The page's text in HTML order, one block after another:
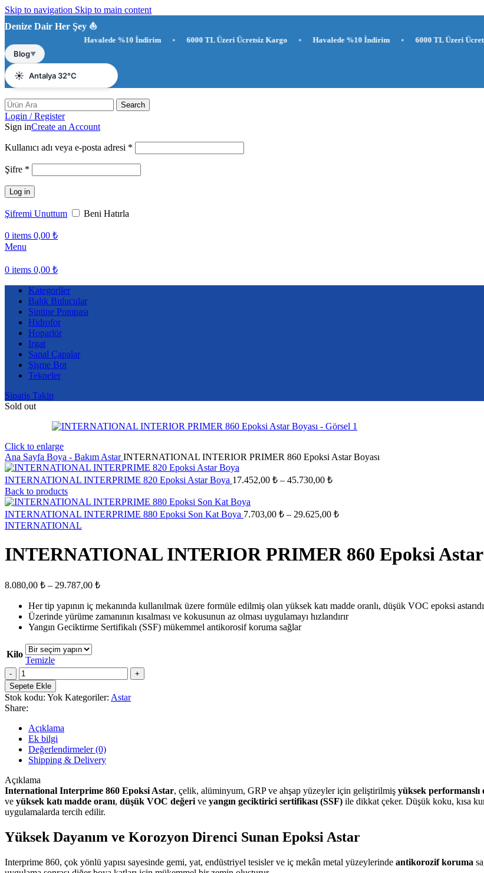
Skip to navigation Skip to main content
Denize Dair Her Şey ⛵️
Havalede %10 İndirim • 6000 TL Üzeri Ücretsiz Kargo • Havalede %10 İndirim • 6000 TL Üzeri Ücretsiz Kargo
Blog▼
☀️ Antalya 32°C
💨 Rüzgar 13.5 km/s
💧 Nem %64
Search
Login / Register
Sign inCreate an Account
Kullanıcı adı veya e-posta adresi *
Şifre *
Log in
Şifremi Unuttum Beni Hatırla
0 items 0,00 ₺
Menu
0 items 0,00 ₺
Kategoriler
Balık Bulucular
Sintine Pompası
Hidrofor
Hoparlör
Irgat
Sanal Çapalar
Şişme Bot
Tekneler
Sipariş Takip
Sold out
Click to enlarge
Ana Sayfa Boya - Bakım AstarINTERNATIONAL INTERIOR PRIMER 860 Epoksi Astar Boyası
INTERNATIONAL INTERPRIME 820 Epoksi Astar Boya 17.452,00 ₺ – 45.730,00 ₺Fiyat
-
Back to products
INTERNATIONAL INTERPRIME 880 Epoksi Son Kat Boya 7.703,00 ₺ – 29.625,00 ₺Fiyat
29.625,00 ₺
INTERNATIONAL
INTERNATIONAL INTERIOR PRIMER 860 Epoksi Astar
8.080,00 ₺ – 29.787,00 ₺Fiyat
8.080,00 ₺
-
29.787,00 ₺
Her tip yapının iç mekanında kullanılmak üzere formüle edilmiş olan yüksek katı madde oranlı, düşük VOC epoksi
Üzerinde yürüme zamanının kısalması ve kokusunun az olması uygulamayı hızlandırır
Yangın Geciktirme Sertifikalı (SSF) mükemmel antikorosif koruma sağlar
Kilo
Temizle
INTERNATIONAL
INTERIOR
PRIMER
860
Epoksi
Astar
Boyası
adet
Sepete Ekle
Stok kodu: Yok Kategoriler: Astar
Share:
Açıklama
Ek bilgi
Değerlendirmeler (0)
Shipping & Delivery
Açıklama
International Interprime 860 Epoksi Astar, çelik, alüminyum, GRP ve ahşap yüzeyler için geliştirilmiş yüksek performanslı
ve yüksek katı madde oranı, düşük VOC değeri ve yangın geciktirici sertifikası (SSF) ile dikkat çeker. Düşük koku, kısa
uygulamalarda tercih edilir.
Yüksek Dayanım ve Korozyon Direnci Sunan Epoksi Astar
Interprime 860, çok yönlü yapısı sayesinde gemi, yat, endüstriyel tesisler ve iç mekân metal yüzeylerinde antikorozif koruma